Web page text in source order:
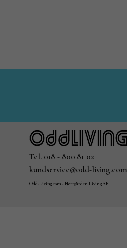
Tel. 018 - 800 81 02
kundservice@odd-living.com
Odd-Living.com - Norrgården Living AB